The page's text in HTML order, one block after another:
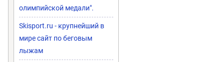
олимпийской медали".
Skisport.ru - крупнейший в
мире сайт по беговым
лыжам